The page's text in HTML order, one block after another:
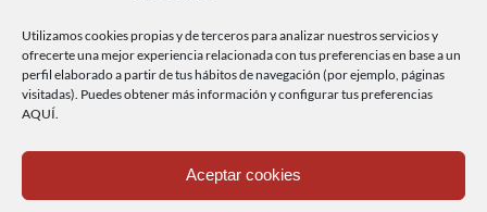
Utilizamos cookies propias y de terceros para analizar nuestros servicios y
ofrecerte una mejor experiencia relacionada con tus preferencias en base a un
perfil elaborado a partir de tus hábitos de navegación (por ejemplo, páginas
visitadas). Puedes obtener más información y configurar tus preferencias
AQUÍ.
Aceptar cookies
Haz clic para aceptar cookies de marketing y
permitir este contenido